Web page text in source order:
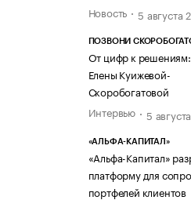
Новость
5 августа
ПОЗВОНИ
От цифр к
Елены Куижевой-
Скоробогатовой
Интервью
5
«АЛЬФА-КАПИТАЛ»
«Альфа-Капитал»
платформу для
портфелей клиентов